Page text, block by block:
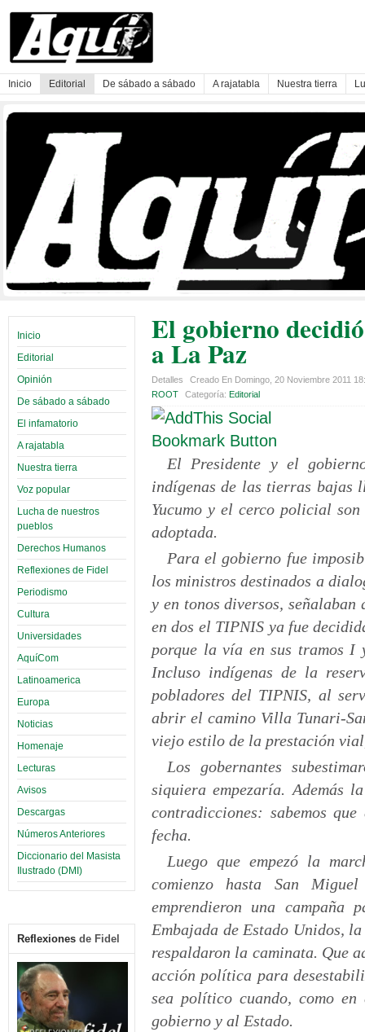
Inicio Editorial De sábado a sábado A rajatabla Nuestra tierra
Inicio
Editorial
Opinión
De sábado a sábado
El infamatorio
A rajatabla
Nuestra tierra
Voz popular
Lucha de nuestros
pueblos
Derechos Humanos
Reflexiones de Fidel
Periodismo
Cultura
Universidades
AquíCom
Latinoamerica
Europa
Noticias
Homenaje
Lecturas
Avisos
Descargas
Números Anteriores
Diccionario del Masista
Ilustrado (DMI)
Reflexiones de Fidel
El gobierno
a La Paz
Detalles
Creado En Domingo, 20 Noviembre 2011
ROOT
Categoría: Editorial
El Presidente y el
indígenas de las tierras bajas
Yucumo y el cerco policial
adoptada.
Para el gobierno fue
los ministros destinados a
y en tonos diversos,
en dos el TIPNIS ya fue
porque la vía en sus tramos I
Incluso indígenas de la
pobladores del TIPNIS, al
abrir el camino Villa Tunari-
viejo estilo de la prestación
Los gobernantes
siquiera empezaría. Además
contradicciones: sabemos
fecha.
Luego que empezó la
comienzo hasta San
emprendieron una campaña
Embajada de Estado Unidos,
respaldaron la caminata. Que
acción política para
sea político cuando, como
gobierno y al Estado.